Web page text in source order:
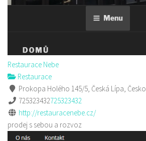
Restaurace Nebe
Restaurace
Prokopa Holého 145/5, Česká Lípa, Česko
725323432725323432
http://restauracenebe.cz/
prodej s sebou a rozvoz